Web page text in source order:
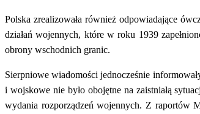
Polska zrealizowała również odpowiadające
działań wojennych, które w roku 1939
obrony wschodnich granic.
Sierpniowe wiadomości jednocześnie
i wojskowe nie było obojętne na zaistniałą
wydania rozporządzeń wojennych. Z raportów